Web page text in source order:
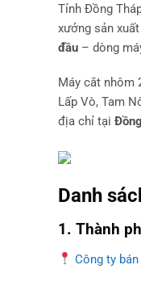
Tỉnh Đồng
xưởng sản
đầu – dòng
Máy cắt nhôm
Lấp Vò, Tam
địa chỉ tại
Danh
1. Thành
Công ty